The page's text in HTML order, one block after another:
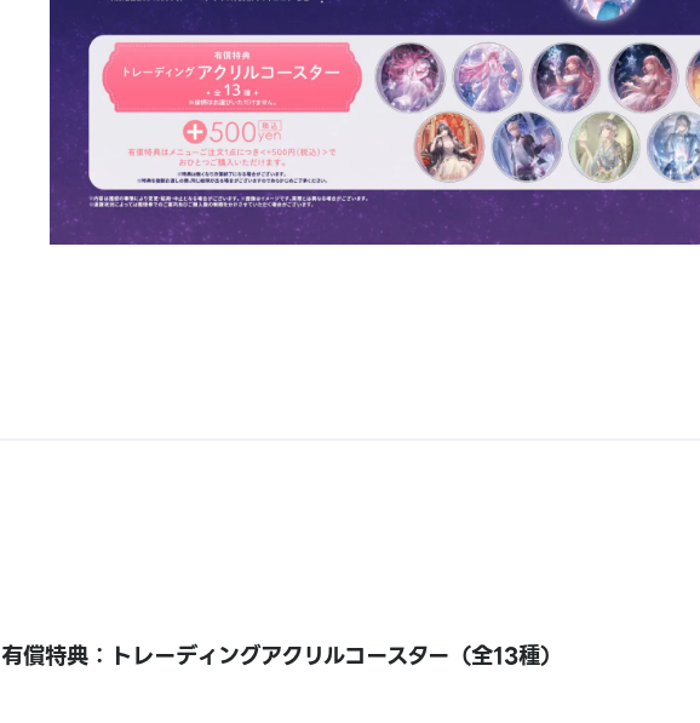
有償特典：トレーディングアクリルコースター（全13種）